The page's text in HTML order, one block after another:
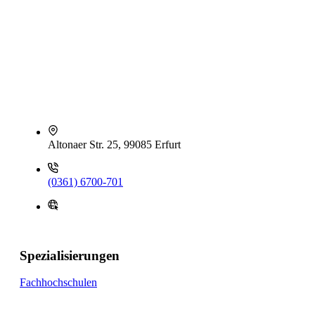
Altonaer Str. 25, 99085 Erfurt
(0361) 6700-701
Spezialisierungen
Fachhochschulen